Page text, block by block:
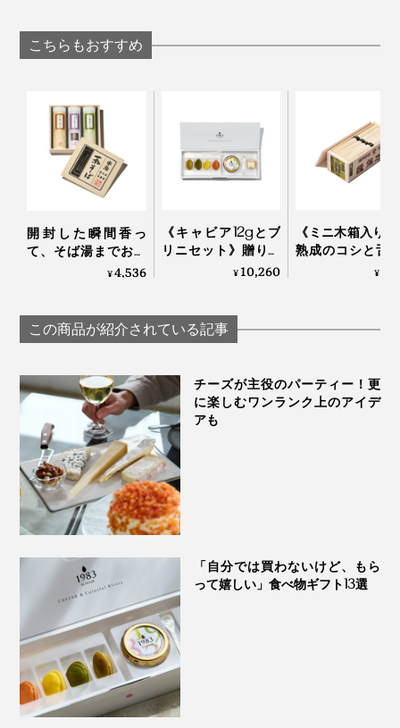
フランス・ブルゴーニュで1895年から続く老舗チーズメーカー「Fromagerie
Lincet社」でつくられる
たドライパパイヤをたっぷりまぶしたのが、本品「デリ
スパパイヤ」。
本品は真空パックでお届けします
パパイヤの甘みと酸味、サクサク食感が「ブリア サバ
ラン」に調和し、衝撃的なおいしさ。天才すぎる組み合
わせ！
こちらもおすすめ
開封した瞬間香っ
て、そば湯までおい
しい。「茶師・米田
製麺×芳香園製茶
¥4,536
《キャビア12gとブ
リニセット》贈り物
にも最適な国産クラ
宮崎キャビア1983
¥10,260
《ミニ木箱入り》
熟成のコシと舌
「揖保乃糸 ひ
¥
この商品が紹介されている記事
チーズが主役のパーティー！更
に楽しむワンランク上のアイデ
アも
「自分では買わないけど、もら
って嬉しい」食べ物ギフト13選